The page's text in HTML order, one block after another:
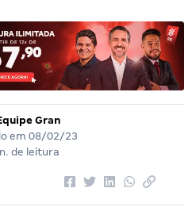
Gran
em 08/02/23
de leitura